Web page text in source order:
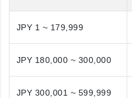
JPY 1 ~ 179,999
JPY 180,000 ~ 300,000
JPY 300,001 ~ 599,999